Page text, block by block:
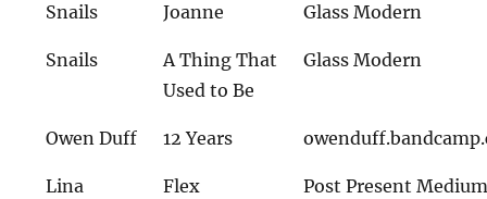
Snails Joanne Glass Modern
Snails
A Thing That
Used to Be
Glass Modern
Owen Duff 12 Years
Lina
Flex Post Present